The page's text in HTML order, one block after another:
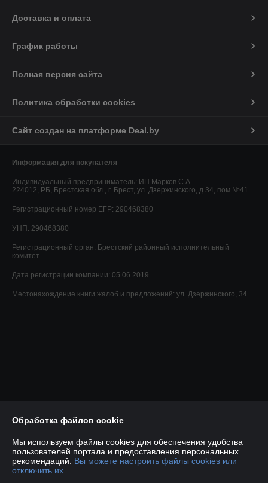
Доставка и оплата
График работы
Полная версия сайта
Политика обработки cookies
Сайт создан на платформе Deal.by
Информация для покупателя
Индивидуальный предприниматель: ИП Марков С.А
224012, РБ, Брестская обл., г. Брест, ул. Дзержинского, д.34, пом.№41
Регистрационный номер ЕГР: 290468380
УНП: 290468380
Регистрационный орган: Брестский районный исполнительный
комитет
Дата регистрации компании: 05.06.2019
Местонахождение книги жалоб и предложений: ул. Дзержинского, 34
Обработка файлов cookie
Мы используем файлы cookies для обеспечения удобства
пользователей портала и предоставления персональных
рекомендаций. Вы можете настроить файлы cookies или
отключить их.